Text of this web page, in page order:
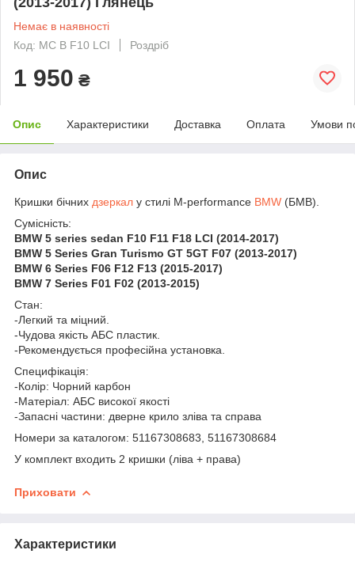
Немає в наявності
Код: MC B F10 LCI
Роздріб
1 950 ₴
Опис Характеристики Доставка Оплата Умови
Опис
Кришки бічних дзеркал у стилі M-performance BMW (БМВ).
Сумісність:
BMW 5 series sedan F10 F11 F18 LCI (2014-2017)
BMW 5 Series Gran Turismo GT 5GT F07 (2013-2017)
BMW 6 Series F06 F12 F13 (2015-2017)
BMW 7 Series F01 F02 (2013-2015)
Стан:
-Легкий та міцний.
-Чудова якість АБС пластик.
-Рекомендується професійна установка.
Специфікація:
-Колір: Чорний карбон
-Матеріал: АБС високої якості
-Запасні частини: дверне крило зліва та справа
Номери за каталогом: 51167308683, 51167308684
У комплект входить 2 кришки (ліва + права)
Приховати
Характеристики